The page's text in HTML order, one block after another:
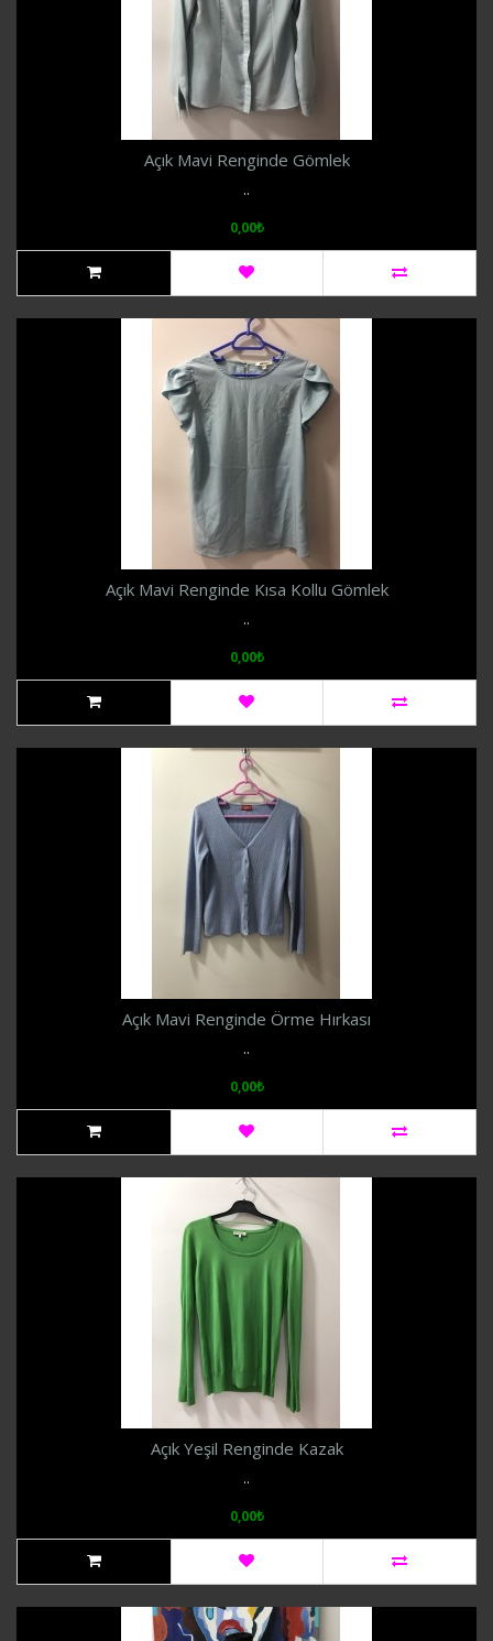
Açık Mavi Renginde Gömlek
..
0,00₺
Açık Mavi Renginde Kısa Kollu Gömlek
..
0,00₺
Açık Mavi Renginde Örme Hırkası
..
0,00₺
Açık Yeşil Renginde Kazak
..
0,00₺